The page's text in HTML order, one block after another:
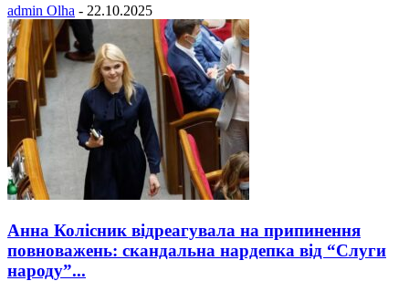
admin Olha - 22.10.2025
Анна Колісник відреагувала на припинення
повноважень: скандальна нардепка від “Слуги
народу”...